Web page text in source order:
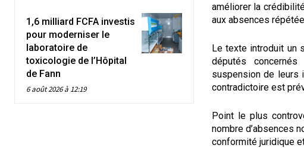
1,6 milliard FCFA investis
pour moderniser le
laboratoire de
toxicologie de l’Hôpital
de Fann
6 août 2026 à 12:19
améliorer la
aux absences
Le texte introduit un
députés
suspension de leurs
contradictoire est
Point le plus
nombre d’absences
conformité juridique